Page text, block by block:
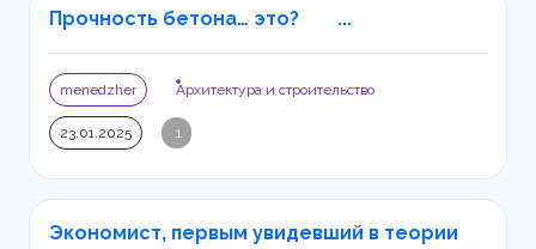
Прочность бетона… это? ...
menedzher Архитектура и строительство
23.01.2025 1
Экономист, первым увидевший в теории